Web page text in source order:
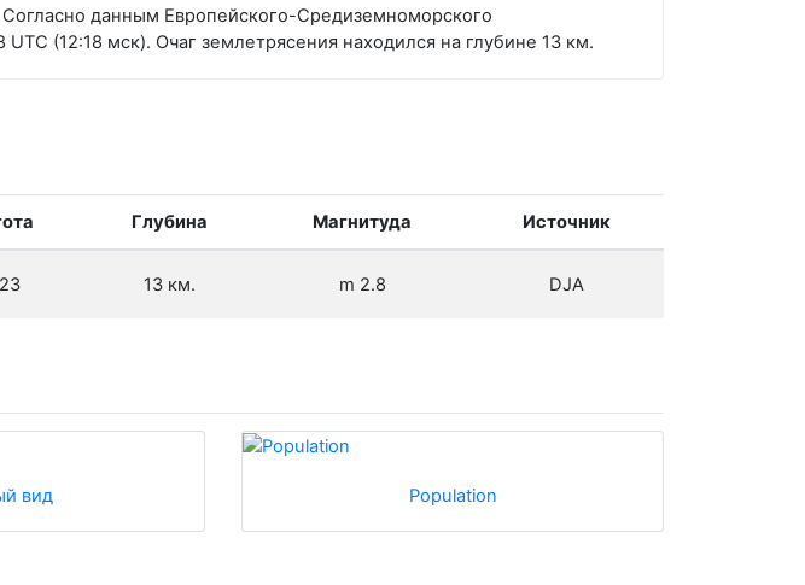
данным Европейского-Средиземноморского
(12:18 мск). Очаг землетрясения находился на глубине 13 км.
Глубина Магнитуда Источник
13 км. m 2.8 DJA
вид Population